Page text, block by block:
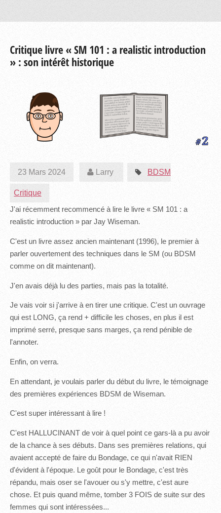
Critique livre « SM 101 : a realistic introduction
» : son intérêt historique
23 Mars 2024 Larry BDSM
Critique
J'ai récemment recommencé à lire le livre « SM 101 : a
realistic introduction » par Jay Wiseman.
C'est un livre assez ancien maintenant (1996), le premier à
parler ouvertement des techniques dans le SM (ou BDSM
comme on dit maintenant).
J'en avais déjà lu des parties, mais pas la totalité.
Je vais voir si j'arrive à en tirer une critique. C'est un ouvrage
qui est LONG, ça rend + difficile les choses, en plus il est
imprimé serré, presque sans marges, ça rend pénible de
l'annoter.
Enfin, on verra.
En attendant, je voulais parler du début du livre, le témoignage
des premières expériences BDSM de Wiseman.
C'est super intéressant à lire !
C'est HALLUCINANT de voir à quel point ce gars-là a pu avoir
de la chance à ses débuts. Dans ses premières relations, qui
avaient accepté de faire du Bondage, ce qui n'avait RIEN
d'évident à l'époque. Le goût pour le Bondage, c'est très
répandu, mais oser se l'avouer ou s'y mettre, c'est aure
chose. Et puis quand même, tomber 3 FOIS de suite sur des
femmes qui sont intéressées...